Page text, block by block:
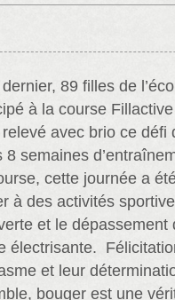
89 filles de
à la course
avec brio ce défi
8 semaines
cette journée a
à des activités
et le dépassement
électrisante.
et leur
bouger est une